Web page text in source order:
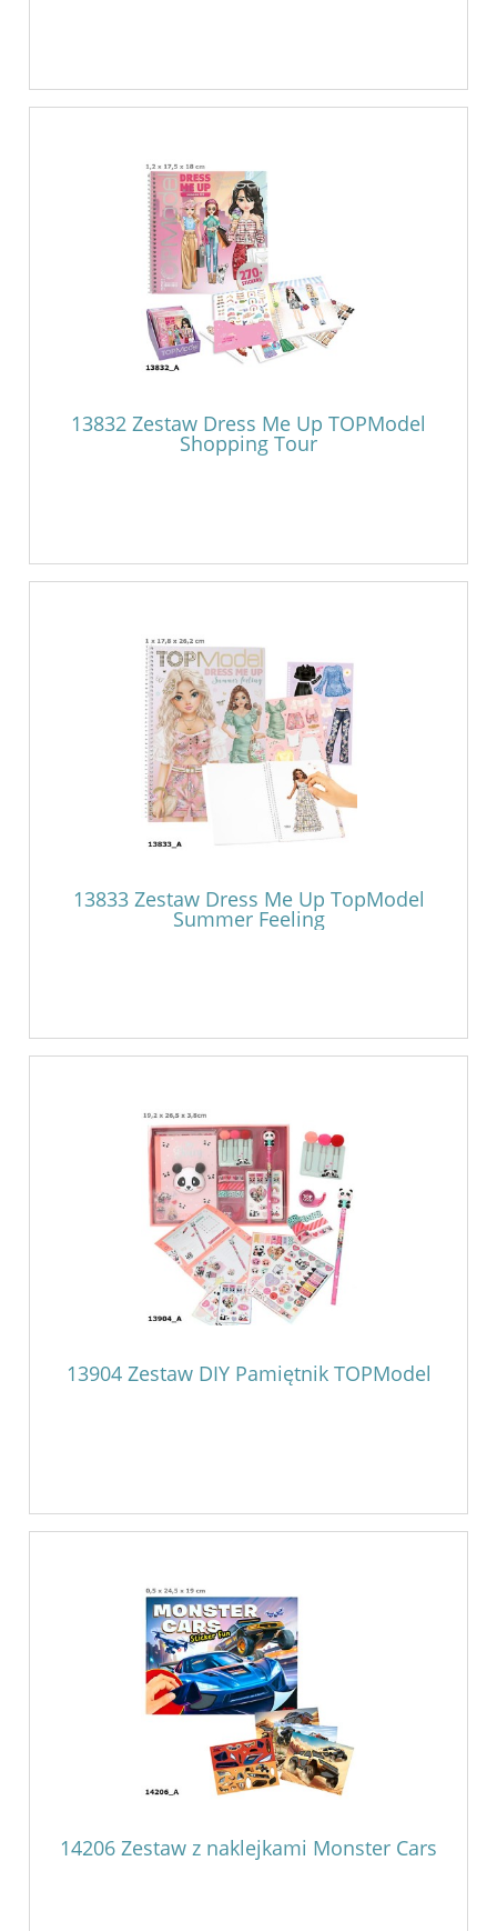
13832 Zestaw Dress Me Up TOPModel
Shopping Tour
13833 Zestaw Dress Me Up TopModel
Summer Feeling
13904 Zestaw DIY Pamiętnik TOPModel
14206 Zestaw z naklejkami Monster Cars